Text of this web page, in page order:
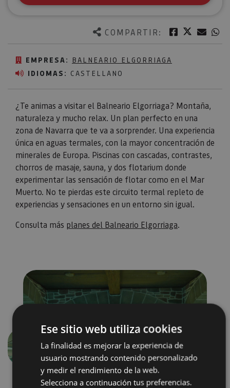
COMPARTIR: Facebook
Twitter
EMPRESA: BALNEARIO ELGORRIAGA
IDIOMAS: CASTELLANO
¿Te animas a visitar el Balneario Elgorriaga? Montaña,
naturaleza y mucho relax. Un plan perfecto en una
zona de Navarra que te va a sorprender. Una experiencia
única en aguas termales, con la mayor concentración de
minerales de Europa. Piscinas con cascadas, contrastes,
chorros de masaje, sauna, y dos flotarium donde
experimentar las sensación de flotar como en el Mar
Muerto. No te pierdas este circuito termal repleto de
experiencias y sensaciones en un entorno sin igual.
Consulta más planes del Balneario Elgorriaga.
Anterior
Ese sitio web utiliza cookies
La finalidad es mejorar la experiencia de
usuario mostrando contenido personalizado
y medir el rendimiento de la web.
Selecciona a continuación tus preferencias.